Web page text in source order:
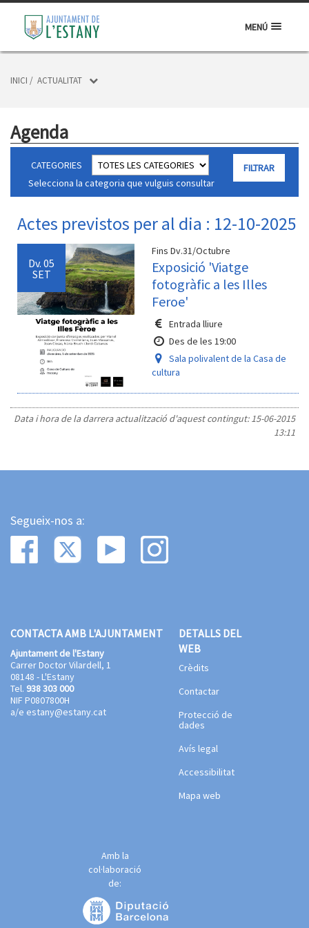
MENÚ
INICI / ACTUALITAT
Agenda
CATEGORIES
Selecciona la categoria que vulguis consultar
Actes previstos per al dia : 12-10-2025
Dv. 05
SET
Fins Dv.31/Octubre
Exposició 'Viatge
fotogràfic a les Illes
Feroe'
Entrada lliure
Des de les 19:00
Sala polivalent de la Casa de
cultura
Data i hora de la darrera actualització d'aquest contingut:15-06-2015
13:11
Segueix-nos a:
CONTACTA AMB L'AJUNTAMENT
Ajuntament de l'Estany
Carrer Doctor Vilardell, 1
08148 - L'Estany
Tel. 938 303 000
NIF P0807800H
a/e estany@estany.cat
DETALLS DEL
WEB
Crèdits
Contactar
Protecció de
dades
Avís legal
Accessibilitat
Mapa web
Amb la
col·laboració
de: